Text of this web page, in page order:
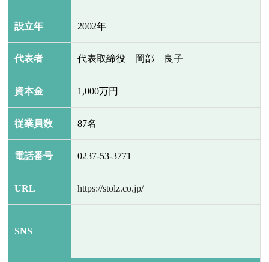
設立年 2002年
代表者 代表取締役 岡部 良子
資本金 1,000万円
従業員数 87名
電話番号 0237-53-3771
URL https://stolz.co.jp/
SNS